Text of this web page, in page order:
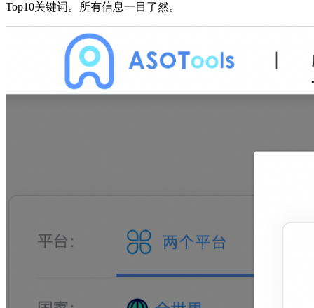
Top10关键词。所有信息一目了然。